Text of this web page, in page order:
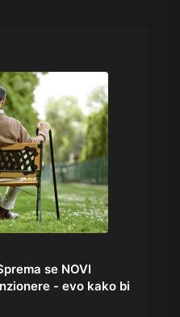
se NOVI
- evo kako bi